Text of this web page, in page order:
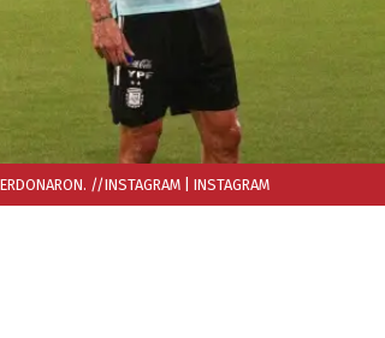
//INSTAGRAM | INSTAGRAM